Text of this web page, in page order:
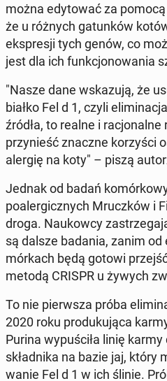
można edy­to­wać za
że u różnych ga­tun­ków
eks­pre­sji tych genów, co
jest dla ich funk­cjo­no­wa­nia
"Nasze dane wska­zu­ją, że
białko Fel d 1, czyli
źródła, to realne i
przy­nieść znaczne ko­rzy­ści
alergię na koty" – piszą
Jednak od badań
po­aler­gicz­nych Mrucz­ków i
droga. Na­ukow­cy
są dalsze badania, zanim
mór­kach będą gotowi
metodą CRISPR u żywych
To nie pierw­sza próba
2020 roku pro­du­ku­ją­ca
Purina wy­pu­ści­ła linię
skład­ni­ka na bazie jaj,
wa­nie Fel d 1 w ich ślinie.